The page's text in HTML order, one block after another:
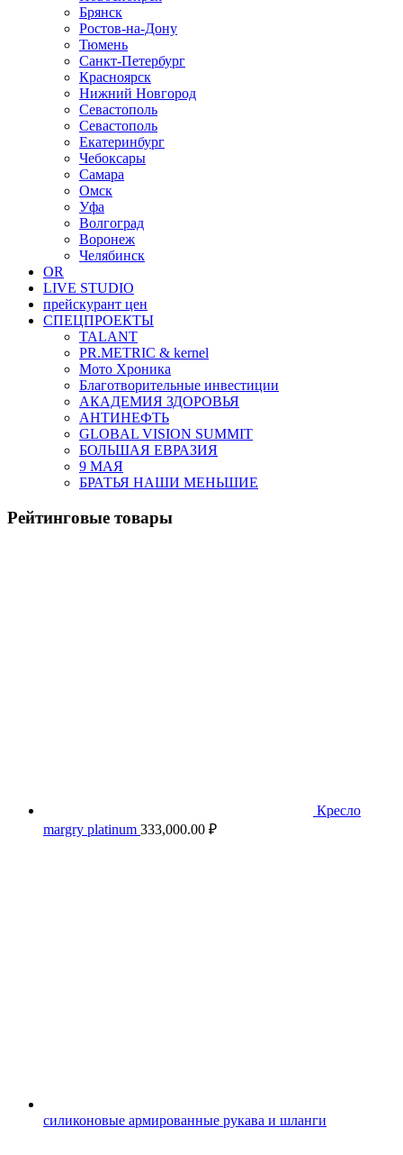
Брянск
Ростов-на-Дону
Тюмень
Санкт-Петербург
Красноярск
Нижний Новгород
Севастополь
Севастополь
Екатеринбург
Чебоксары
Самара
Омск
Уфа
Волгоград
Воронеж
Челябинск
OR
LIVE STUDIO
прейскурант цен
СПЕЦПРОЕКТЫ
TALANT
PR.METRIC & kernel
Мото Хроника
Благотворительные инвестиции
АКАДЕМИЯ ЗДОРОВЬЯ
АНТИНЕФТЬ
GLOBAL VISION SUMMIT
БОЛЬШАЯ ЕВРАЗИЯ
9 МАЯ
БРАТЬЯ НАШИ МЕНЬШИЕ
Рейтинговые товары
Кресло
margry platinum 333,000.00 ₽
силиконовые армированные рукава и шланги